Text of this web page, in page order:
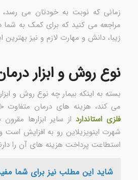
زمانی که نوبت به خودتان می
مراجعه می کنید که برای کمک به شما
زیبا، دانش و مهارت لازم و نیز بهترین
نوع روش و ابزار
بسته به اینکه بیمار چه نوع روش و
می کند، هزینه های درمان متفاوت
فلزی استاندارداز سایر ابزارها
شهرت اینویزیلاین رو به افزایش است
استطاعت پرداخت هزینه های آن را
شاید این مطلب نیز برای شما